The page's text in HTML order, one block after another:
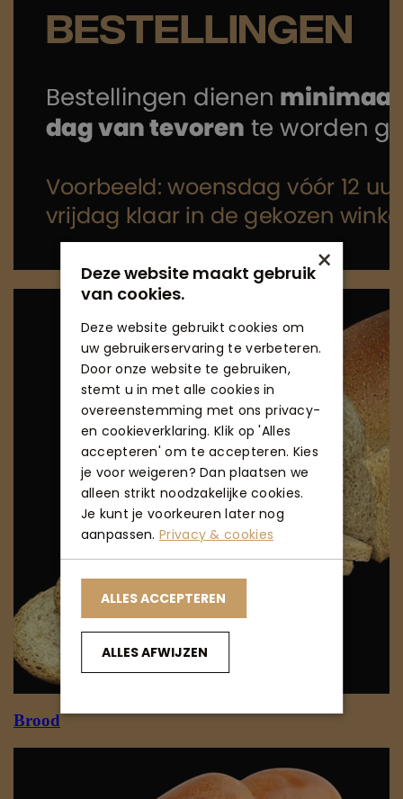
×
Deze website maakt gebruik
van cookies.
Deze website gebruikt cookies om
uw gebruikerservaring te verbeteren.
Door onze website te gebruiken,
stemt u in met alle cookies in
overeenstemming met ons privacy-
en cookieverklaring. Klik op 'Alles
accepteren' om te accepteren. Kies
je voor weigeren? Dan plaatsen we
alleen strikt noodzakelijke cookies.
Je kunt je voorkeuren later nog
aanpassen.Privacy & cookies
ALLES ACCEPTEREN
ALLES AFWIJZEN